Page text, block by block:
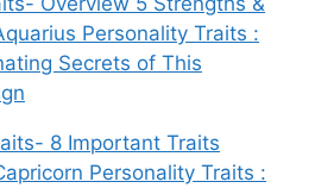
Personality Traits :
Secrets of This
8 Important Traits
Personality Traits :